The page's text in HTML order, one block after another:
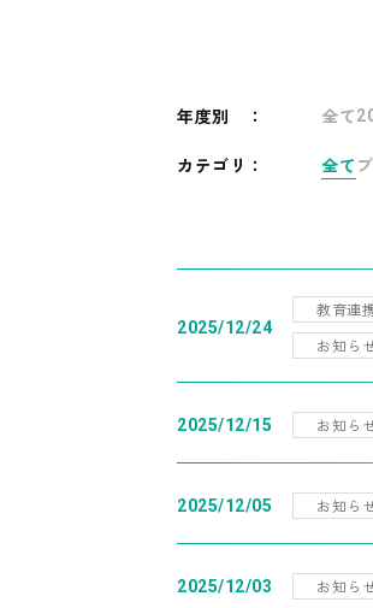
年度別 ： 全て
カテゴリ： 全て
2025/12/24
教育連
お知ら
2025/12/15 お知ら
2025/12/05 お知ら
2025/12/03 お知ら